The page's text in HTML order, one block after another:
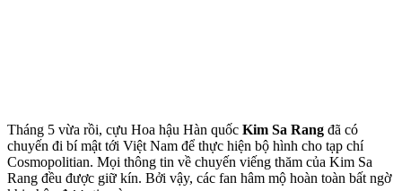
Tháng 5 vừa rồi, cựu Hoa hậu Hàn quốc Kim Sa Rang đã có
chuyến đi bí mật tới Việt Nam để thực hiện bộ hình cho tạp chí
Cosmopolitian. Mọi thông tin về chuyến viếng thăm của Kim Sa
Rang đều được giữ kín. Bởi vậy, các fan hâm mộ hoàn toàn bất ngờ